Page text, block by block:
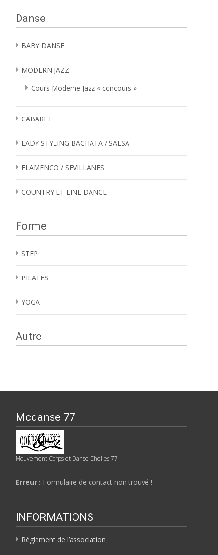
Danse
BABY DANSE
MODERN JAZZ
Cours Moderne Jazz « concours »
CABARET
LADY STYLING BACHATA / SALSA
FLAMENCO / SEVILLANES
COUNTRY ET LINE DANCE
Forme
STEP
PILATES
YOGA
Autre
Mcdanse 77
Mouvement Corps et Danse Chelles 77
Erreur : Formulaire de contact non trouvé !
INFORMATIONS
Règlement de l’association